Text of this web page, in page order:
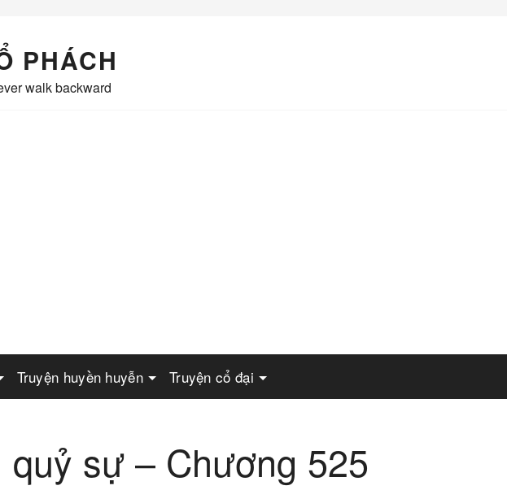
PHÁCH
walk backward
Truyện huyền huyễn Truyện cổ đại
quỷ sự – Chương 525